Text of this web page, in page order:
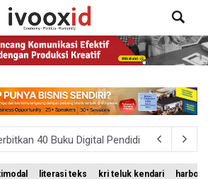
40 Buku Digital Pendidikan Agama
10 Nakes Diduga Beri Komentar
literasi teks kri teluk kendari